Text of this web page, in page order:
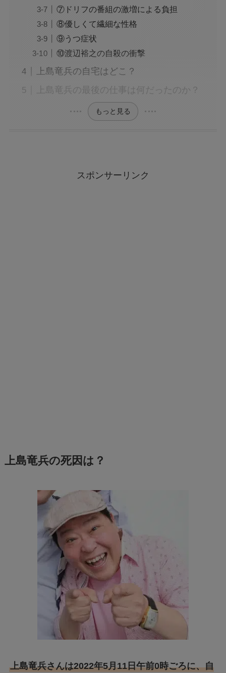
⑦ドリフの番組の激増による負担
⑧優しくて繊細な性格
⑨うつ症状
⑩渡辺裕之の自殺の衝撃
上島竜兵の自宅はどこ？
上島竜兵の最後の仕事は何だったのか？
もっと見る
スポンサーリンク
上島竜兵の死因は？
上島竜兵さんは2022年5月11日午前0時ごろに、自